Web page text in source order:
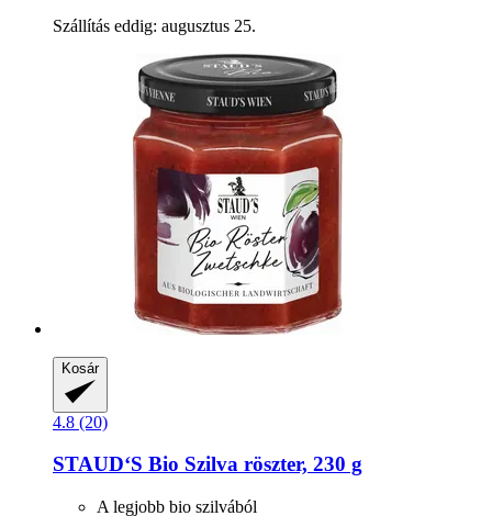
Szállítás eddig: augusztus 25.
Kosár
4.8 (20)
STAUD‘S Bio Szilva röszter, 230 g
A legjobb bio szilvából